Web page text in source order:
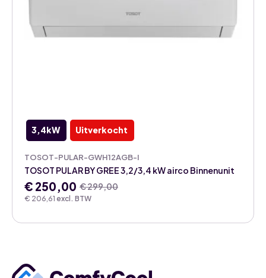
3,4kW Uitverkocht
TOSOT-PULAR-GWH12AGB-I
€ 206,61 excl. BTW
TOSOT PULAR BY GREE 3,2/3,4 kW airco Binnenunit
€299,00
Oorspronkelijke
prijs
€ 250,00
Huidige
prijs